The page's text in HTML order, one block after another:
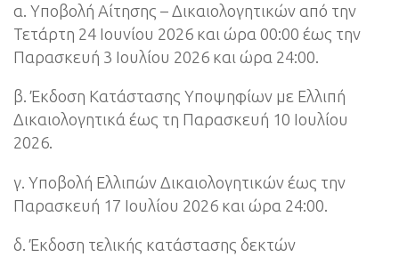
α. Υποβολή Αίτησης – Δικαιολογητικών από την
Τετάρτη 24 Ιουνίου 2026 και ώρα 00:00 έως την
Παρασκευή 3 Ιουλίου 2026 και ώρα 24:00.
β. Έκδοση Κατάστασης Υποψηφίων με Ελλιπή
Δικαιολογητικά έως τη Παρασκευή 10 Ιουλίου
2026.
γ. Υποβολή Ελλιπών Δικαιολογητικών έως την
Παρασκευή 17 Ιουλίου 2026 και ώρα 24:00.
δ. Έκδοση τελικής κατάστασης δεκτών